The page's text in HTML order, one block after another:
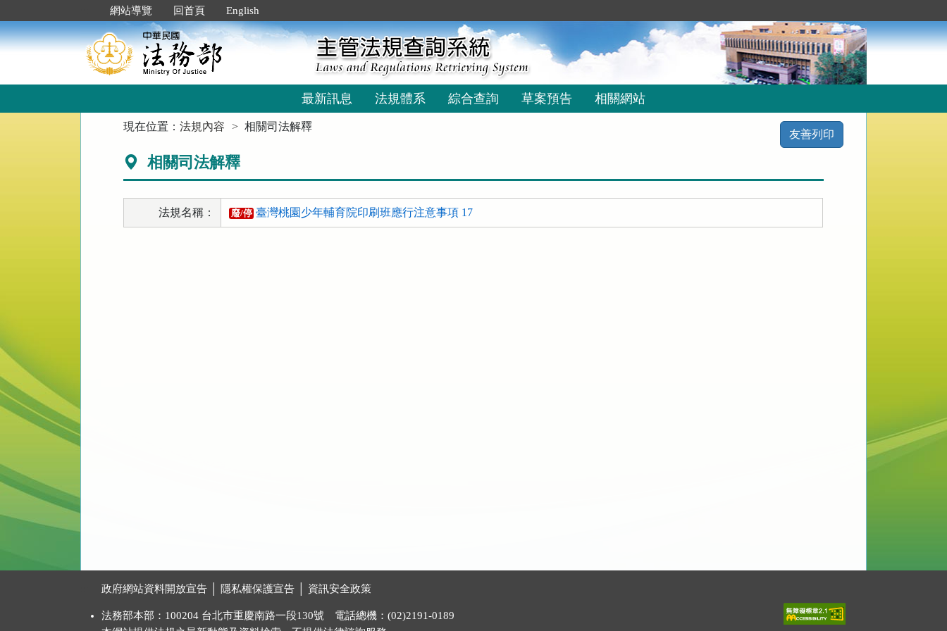
到
主
要
網站導覽 回首頁 English
最新訊息 法規體系 綜合查詢 草案預告 相關網站
現在位置：法規內容 相關司法解釋
友善列印
相關司法解釋
法規名稱： 廢/停 臺灣桃園少年輔育院印刷班應行注意事項 17
政府網站資料開放宣告 隱私權保護宣告 資訊安全政策
法務部本部：100204 台北市重慶南路一段130號 電話總機：(02)2191-0189